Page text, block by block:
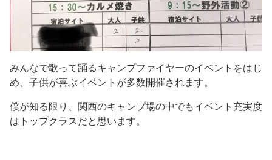
みんなで歌って踊るキャンプファイヤーのイベントをはじ
め、子供が喜ぶイベントが多数開催されます。
僕が知る限り、関西のキャンプ場の中でもイベント充実度
はトップクラスだと思います。